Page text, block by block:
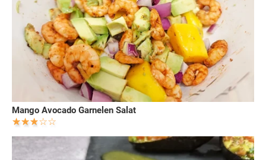
Mango Avocado Garnelen Salat